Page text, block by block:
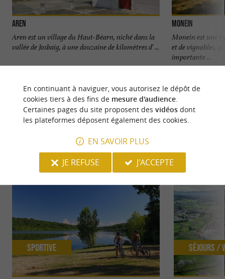
Aren
Aren est un village du Haut-Béarn, niché dans la
vallée de Josbaig, à une douzaine de kilomètres d' ...
Monein
Monein est une
et de vignobles,
importante ...
NOUS AVONS TESTÉPOUR VOUS
Sportive Séjours /
En continuant à naviguer, vous autorisez le dépôt de
cookies tiers à des fins de mesure d'audience.
Certaines pages du site proposent des vidéosdont
les plateformes déposent également des cookies.
EN SAVOIR PLUS
JE REFUSE
J'ACCEPTE